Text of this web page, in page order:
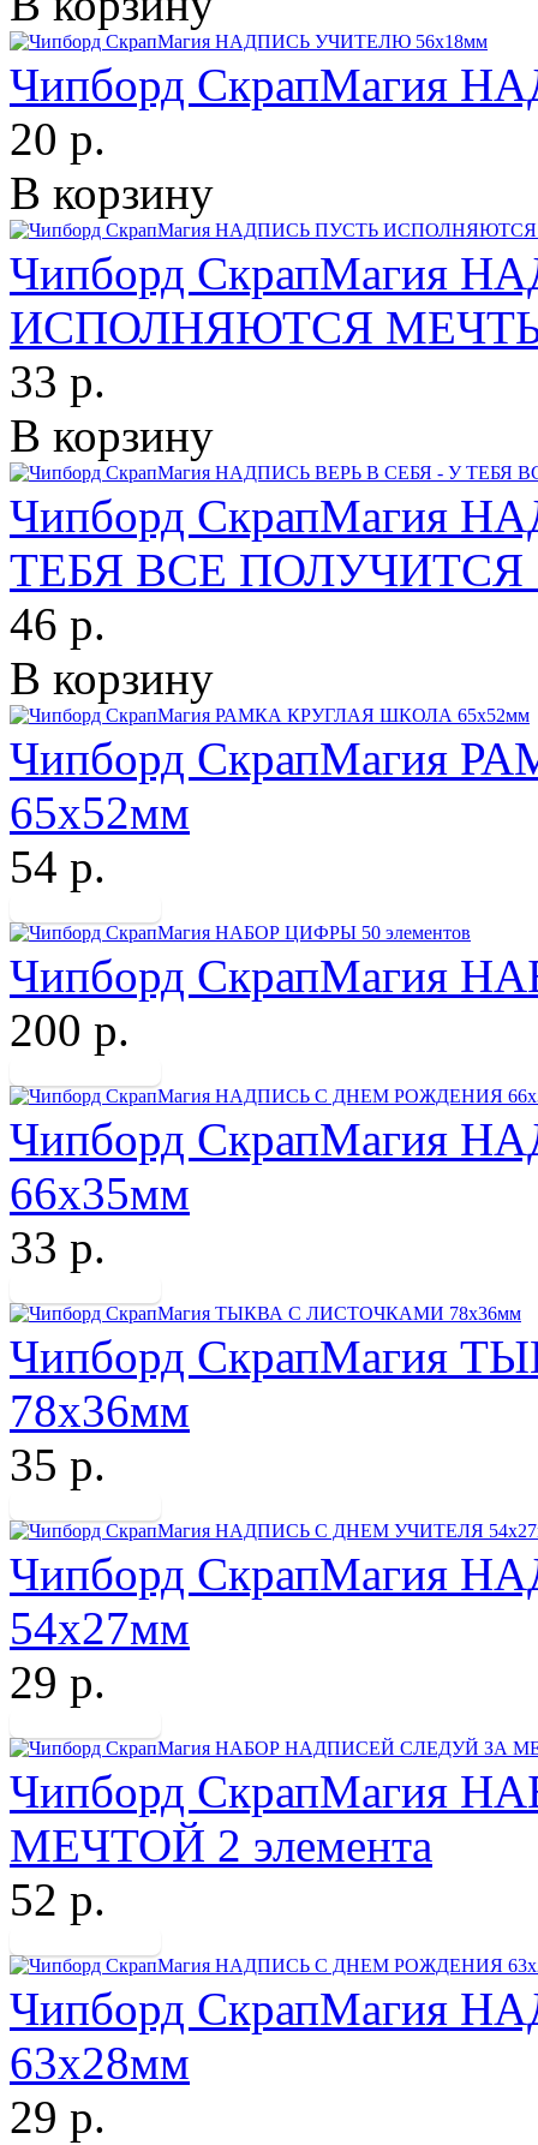
Чипборд СкрапМагия
20 р.
В корзину
Чипборд СкрапМагия
ИСПОЛНЯЮТСЯ МЕЧТЫ
33 р.
В корзину
Чипборд СкрапМагия
ТЕБЯ ВСЕ ПОЛУЧИТСЯ
46 р.
В корзину
Чипборд СкрапМагия
65х52мм
54 р.
Чипборд СкрапМагия
200 р.
Чипборд СкрапМагия
66х35мм
33 р.
Чипборд СкрапМагия
78х36мм
35 р.
Чипборд СкрапМагия
54х27мм
29 р.
Чипборд СкрапМагия
МЕЧТОЙ 2 элемента
52 р.
Чипборд СкрапМагия
63х28мм
29 р.